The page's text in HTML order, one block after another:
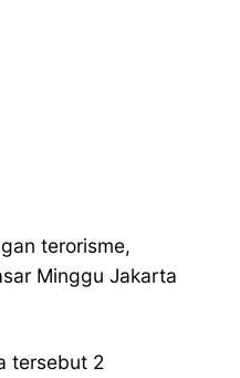
terorisme,
Minggu Jakarta
tersebut 2